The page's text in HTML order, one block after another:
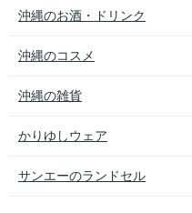
沖縄のお酒・ドリンク
沖縄のコスメ
沖縄の雑貨
かりゆしウェア
サンエーのランドセル